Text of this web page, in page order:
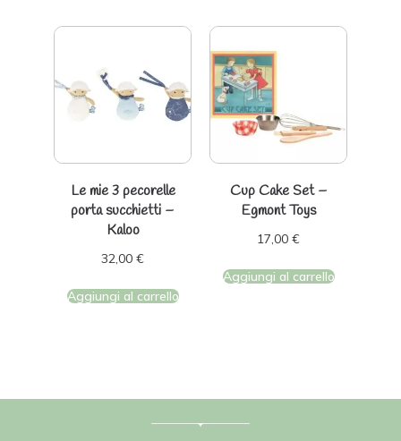
Le mie 3 pecorelle
porta succhietti –
Kaloo
32,00 €
Aggiungi al carrello
Cup Cake Set –
Egmont Toys
17,00 €
Aggiungi al carrello